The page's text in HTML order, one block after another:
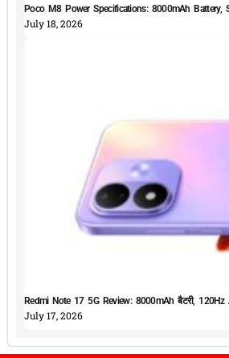
Poco M8 Power Specifications: 8000mAh Battery,
July 18, 2026
Redmi Note 17 5G Review: 8000mAh बैटरी, 120Hz
July 17, 2026